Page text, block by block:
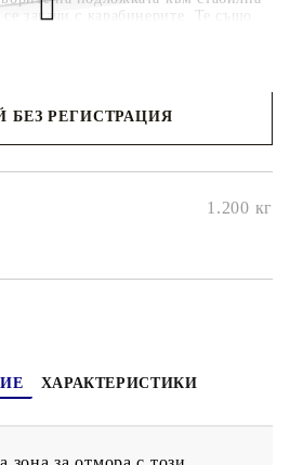
закачи с карабинерите. Те също
Освен това обтегачът е
затягането или разхлабването на
БЕЗ РЕГИСТРАЦИЯ
1.200 кг
ХАРАКТЕРИСТИКИ